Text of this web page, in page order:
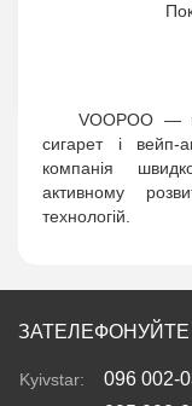
VOOPOO —
сигарет і вейп-
компанія
активному
технологій.
Kyivstar: 096 002-